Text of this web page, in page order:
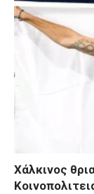
Χάλκινος